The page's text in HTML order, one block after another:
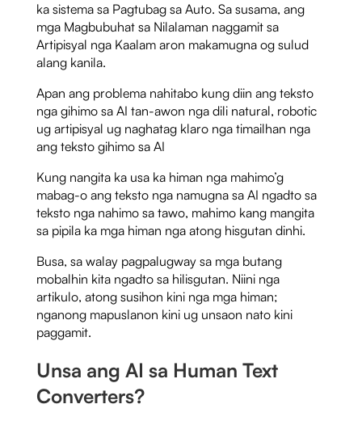
ka sistema sa Pagtubag sa Auto. Sa susama, ang
mga Magbubuhat sa Nilalaman naggamit sa
Artipisyal nga Kaalam aron makamugna og sulud
alang kanila.
Apan ang problema nahitabo kung diin ang teksto
nga gihimo sa AI tan-awon nga dili natural, robotic
ug artipisyal ug naghatag klaro nga timailhan nga
ang teksto gihimo sa AI
Kung nangita ka usa ka himan nga mahimo’g
mabag-o ang teksto nga namugna sa AI ngadto sa
teksto nga nahimo sa tawo, mahimo kang mangita
sa pipila ka mga himan nga atong hisgutan dinhi.
Busa, sa walay pagpalugway sa mga butang
mobalhin kita ngadto sa hilisgutan. Niini nga
artikulo, atong susihon kini nga mga himan;
nganong mapuslanon kini ug unsaon nato kini
paggamit.
Unsa ang AI sa Human Text
Converters?